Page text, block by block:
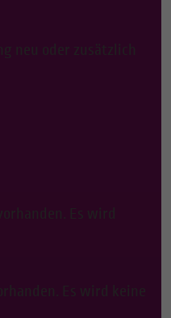
neu oder zusätzlich
Es wird
Es wird keine